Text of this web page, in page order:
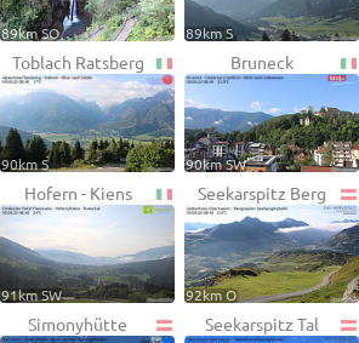
89km SO 89km S
Toblach Ratsberg
90km S
Bruneck
90km SW
Hofern - Kiens
91km SW
Seekarspitz Berg
92km O
Simonyhütte Seekarspitz Tal